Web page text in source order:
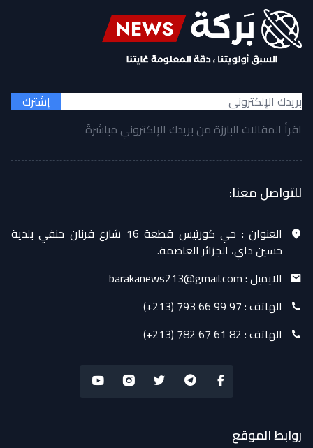
إشترك
اقرأ المقالات البارزة من بريدك الإلكتروني مباشرةً
للتواصل معنا:
العنوان :
حي كورتيس قطعة 16 شارع فرنان حنفي بلدية
حسين داي، الجزائر العاصمة.
الايميل :barakanews213@gmail.com
الهاتف :(+213) 793 66 99 97
الهاتف :(+213) 782 67 61 82
روابط الموقع